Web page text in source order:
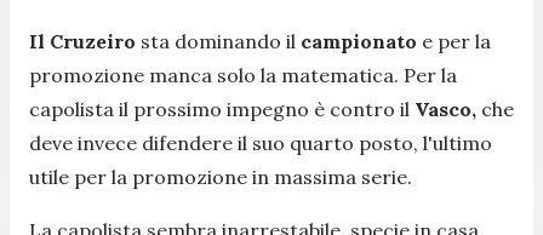
Il Cruzeiro sta dominando il campionato e per la
promozione manca solo la matematica. Per la
capolista il prossimo impegno è contro il Vasco, che
deve invece difendere il suo quarto posto, l'ultimo
utile per la promozione in massima serie.
La capolista sembra inarrestabile, specie in casa